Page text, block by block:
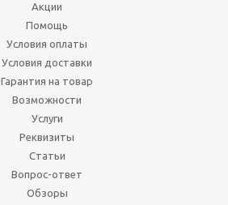
Акции
Помощь
Условия оплаты
Условия доставки
Гарантия на товар
Возможности
Услуги
Реквизиты
Статьи
Вопрос-ответ
Обзоры